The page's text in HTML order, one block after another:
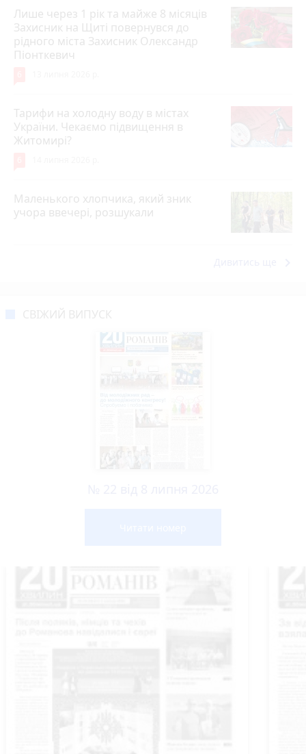
Лише через 1 рік та майже 8 місяців
Захисник на Щиті повернувся до
рідного міста Захисник Олександр
Піонткевич
Тарифи на холодну воду в містах
України. Чекаємо підвищення в
Житомирі?
Маленького хлопчика, який зник
учора ввечері, розшукали